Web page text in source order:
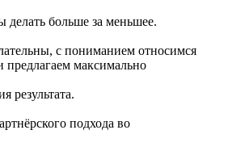
больше за меньшее.
с пониманием относимся
максимально
результата.
подхода во